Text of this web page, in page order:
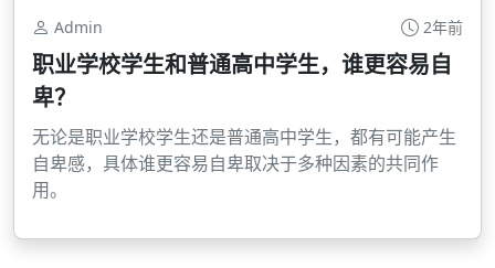
Admin 2年前
职业学校学生和普通高中学生，谁更容易自
卑？
无论是职业学校学生还是普通高中学生，都有可能产生
自卑感，具体谁更容易自卑取决于多种因素的共同作
用。